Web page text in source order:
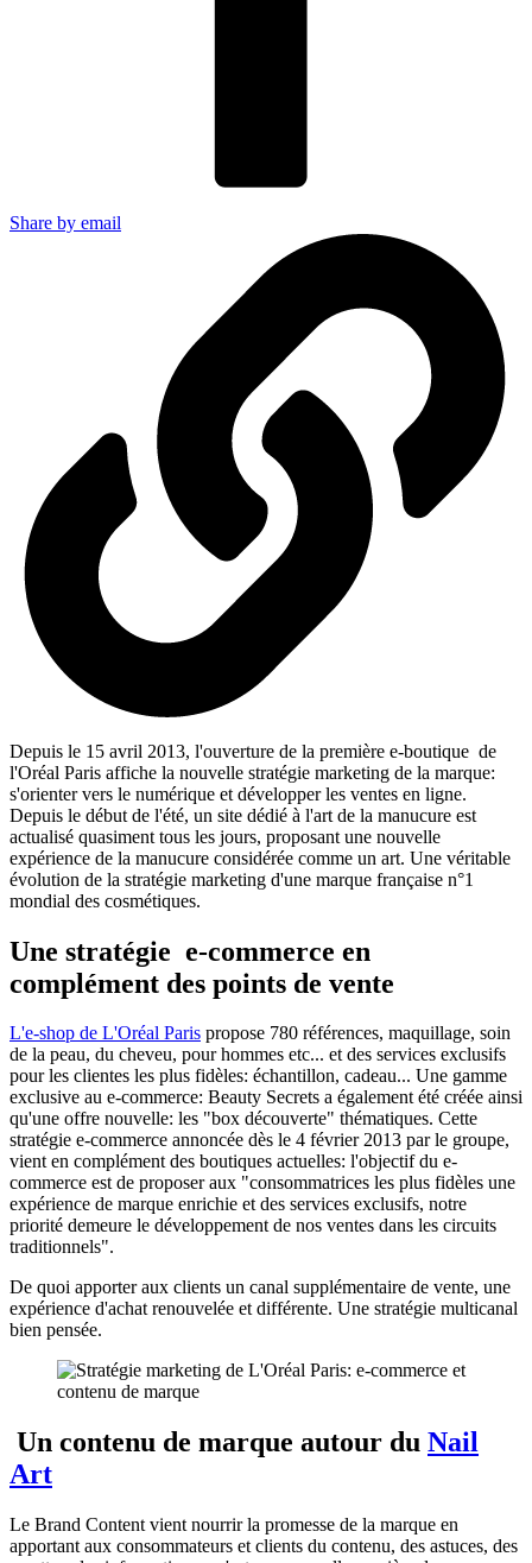
Share by email
Depuis le 15 avril 2013, l'ouverture de la première e-boutique de
l'Oréal Paris affiche la nouvelle stratégie marketing de la marque:
s'orienter vers le numérique et développer les ventes en ligne.
Depuis le début de l'été, un site dédié à l'art de la manucure est
actualisé quasiment tous les jours, proposant une nouvelle
expérience de la manucure considérée comme un art. Une véritable
évolution de la stratégie marketing d'une marque française n°1
mondial des cosmétiques.
Une stratégie e-commerce en
complément des points de vente
L'e-shop de L'Oréal Paris propose 780 références, maquillage, soin
de la peau, du cheveu, pour hommes etc... et des services exclusifs
pour les clientes les plus fidèles: échantillon, cadeau... Une gamme
exclusive au e-commerce: Beauty Secrets a également été créée ainsi
qu'une offre nouvelle: les "box découverte" thématiques. Cette
stratégie e-commerce annoncée dès le 4 février 2013 par le groupe,
vient en complément des boutiques actuelles: l'objectif du e-
commerce est de proposer aux "consommatrices les plus fidèles une
expérience de marque enrichie et des services exclusifs, notre
priorité demeure le développement de nos ventes dans les circuits
traditionnels".
De quoi apporter aux clients un canal supplémentaire de vente, une
expérience d'achat renouvelée et différente. Une stratégie multicanal
bien pensée.
Un contenu de marque autour du Nail
Art
Le Brand Content vient nourrir la promesse de la marque en
apportant aux consommateurs et clients du contenu, des astuces, des